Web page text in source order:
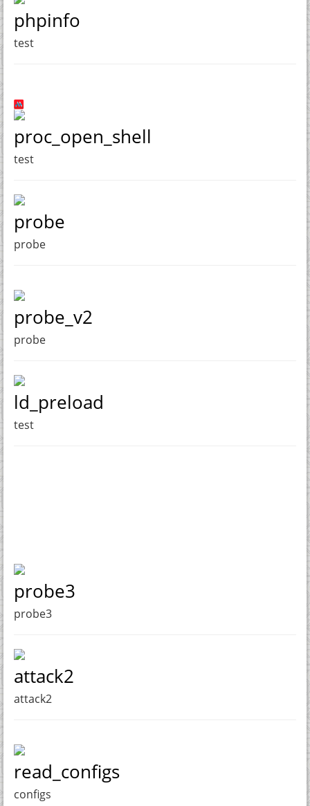
phpinfo
test
proc_open_shell
test
probe
probe
probe_v2
probe
ld_preload
test
probe3
probe3
attack2
attack2
read_configs
configs